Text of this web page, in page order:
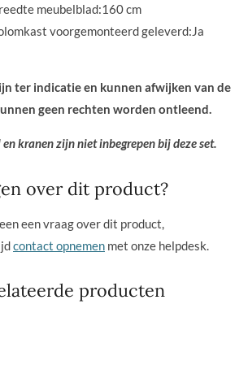
meubelblad:160 cm
voorgemonteerd geleverd:Ja
ter indicatie en kunnen afwijken van de
geen rechten worden ontleend.
en kranen zijn niet inbegrepen bij deze set.
over dit product?
een vraag over dit product,
contact opnemen met onze helpdesk.
producten